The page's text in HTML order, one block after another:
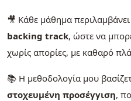
🎥 Κάθε μάθημα περιλαμβάνει
backing track, ώστε να
χωρίς απορίες, με καθαρό
📚 Η μεθοδολογία μου
στοχευμένη προσέγγιση,